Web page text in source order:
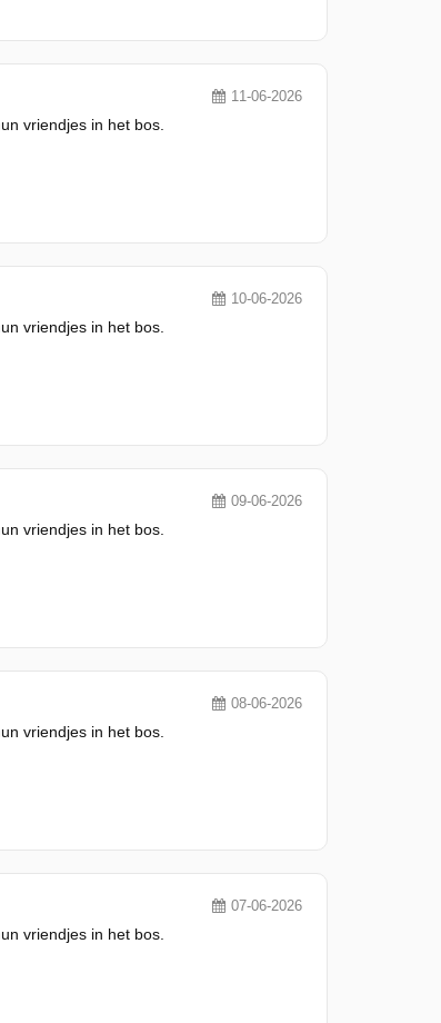
11-06-2026
vriendjes in het bos.
10-06-2026
vriendjes in het bos.
09-06-2026
vriendjes in het bos.
08-06-2026
vriendjes in het bos.
07-06-2026
vriendjes in het bos.